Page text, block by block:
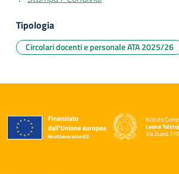
Tipologia
Circolari docenti e personale ATA 2025/26
Istituto
Leone Tolstoj
Via Zuara 7/
— Visita la